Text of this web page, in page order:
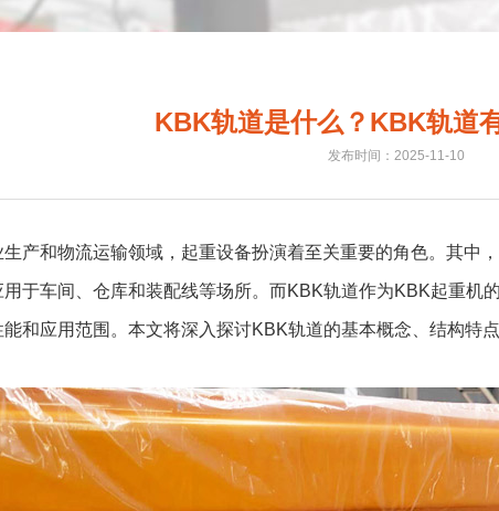
KBK轨道是什么？KBK轨道
发布时间：2025-11-10
产和物流运输领域，起重设备扮演着至关重要的角色。其中
于车间、仓库和装配线等场所。而KBK轨道作为KBK起重机
和应用范围。本文将深入探讨KBK轨道的基本概念、结构特